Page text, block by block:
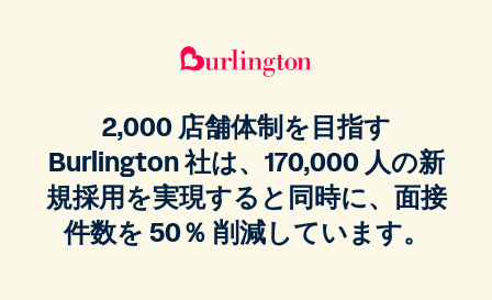
2,000 店舗体制を目指す
Burlington 社は、170,000 人の新
規採用を実現すると同時に、面接
件数を 50％ 削減しています。